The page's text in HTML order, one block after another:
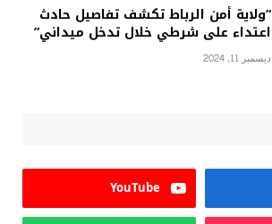
“ولاية أمن الرباط تكشف تفاصيل حادث
اعتداء على شرطي خلال تدخل ميداني”
ديسمبر 11, 2024
YouTube